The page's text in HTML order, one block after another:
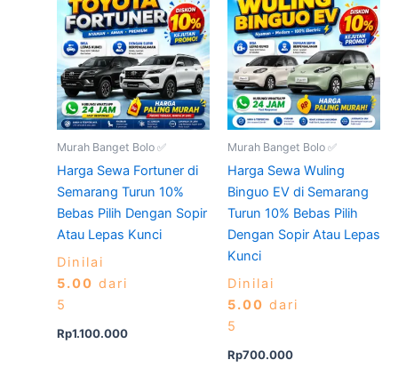
Murah Banget Bolo ✅
Harga Sewa Fortuner di
Semarang Turun 10%
Bebas Pilih Dengan Sopir
Atau Lepas Kunci
Dinilai
5.00 dari
5
Rp1.100.000
Murah Banget Bolo ✅
Harga Sewa Wuling
Binguo EV di Semarang
Turun 10% Bebas Pilih
Dengan Sopir Atau Lepas
Kunci
Dinilai
5.00 dari
5
Rp700.000